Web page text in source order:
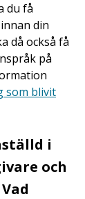
du få
din
då också få
på
som blivit
i
och